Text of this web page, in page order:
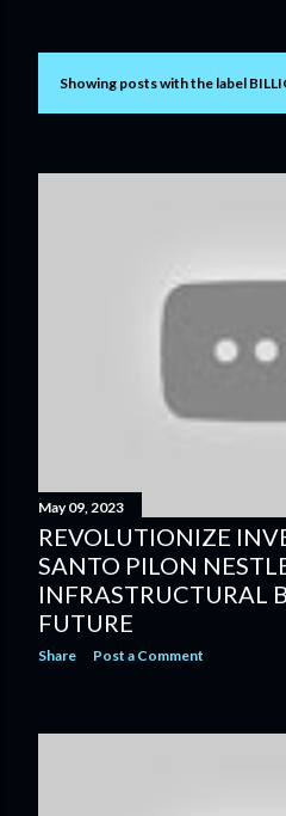
PShowing posts with the label
May 09, 2023
REVOLUTIONIZE
SANTO PILON
INFRASTRUCTURAL
FUTURE
Share Post a Comment